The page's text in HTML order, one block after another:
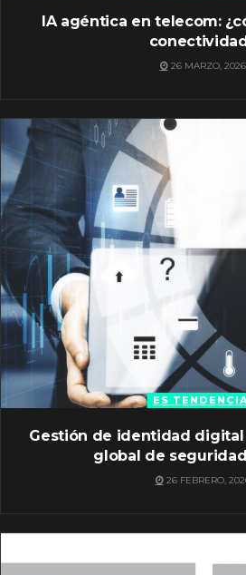
IA agéntica en telecom:
26 MARZO, 2026
ES
Gestión de identidad
global de
26 FEBRERO,